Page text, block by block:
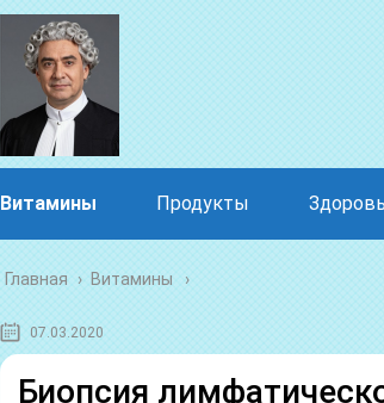
Витамины Продукты
Главная › Витамины
07.03.2020
Биопсия